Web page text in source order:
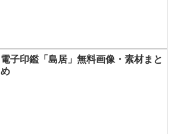
電子印鑑「島居」無料画像・素材まと
め